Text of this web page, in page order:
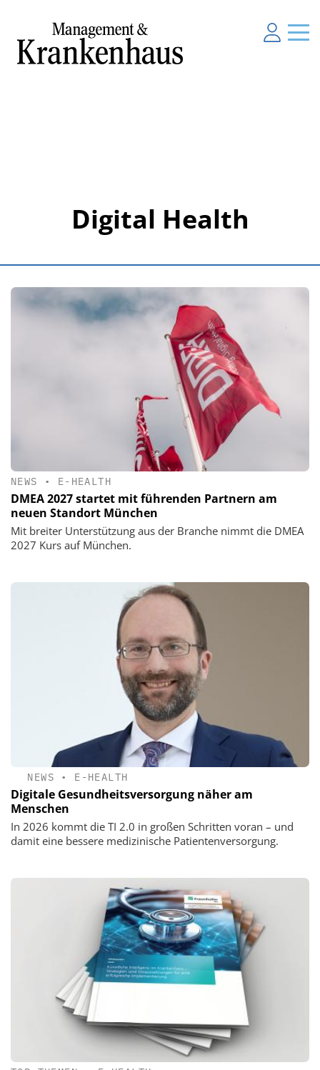
Digital Health
NEWS • E-HEALTH
DMEA 2027 startet mit führenden Partnern am
neuen Standort München
Mit breiter Unterstützung aus der Branche nimmt die DMEA
2027 Kurs auf München.
NEWS • E-HEALTH
Digitale Gesundheits­versorgung näher am
Menschen
In 2026 kommt die TI 2.0 in großen Schritten voran – und
damit eine bessere medizinische Patientenversorgung.